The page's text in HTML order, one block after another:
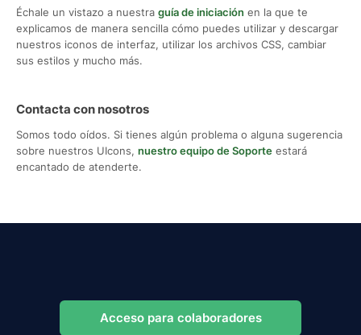
Échale un vistazo a nuestra guía de iniciación en la que te
explicamos de manera sencilla cómo puedes utilizar y descargar
nuestros iconos de interfaz, utilizar los archivos CSS, cambiar
sus estilos y mucho más.
Contacta con nosotros
Somos todo oídos. Si tienes algún problema o alguna sugerencia
sobre nuestros UIcons, nuestro equipo de Soporte estará
encantado de atenderte.
Acceso para colaboradores